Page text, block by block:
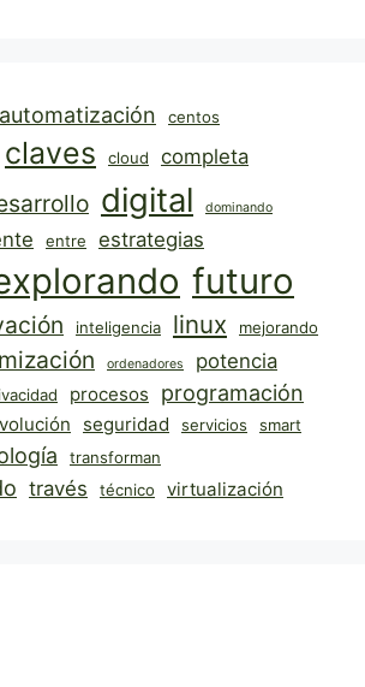
automatización centos
claves cloud completa
digital dominando
entre estrategias
futuro
inteligencia linux mejorando
ordenadores potencia
procesos programación
seguridad servicios smart
transforman
través técnico virtualización